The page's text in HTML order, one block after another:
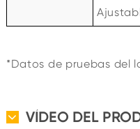
*Datos de pruebas del
VÍDEO DEL